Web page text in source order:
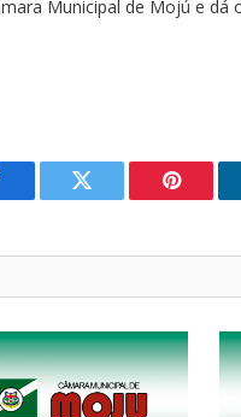
Municipal de Mojú e dá
Twitter